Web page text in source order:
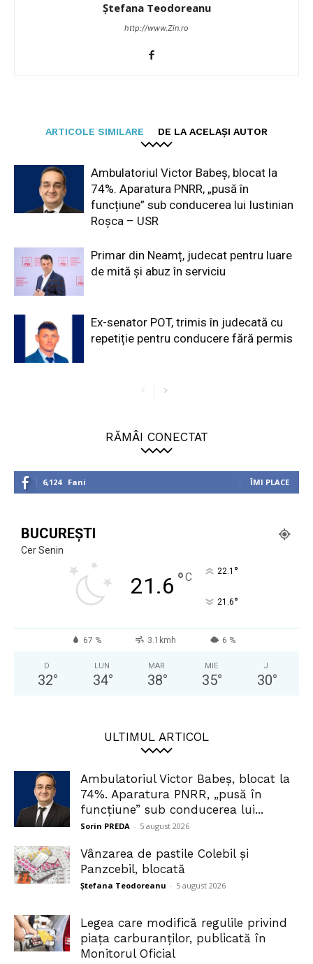
Ștefana Teodoreanu
http://www.Zin.ro
ARTICOLE SIMILARE DE LA ACELAȘI AUTOR
Ambulatoriul Victor Babeș, blocat la
74%. Aparatura PNRR, „pusă în
funcțiune” sub conducerea lui Iustinian
Roșca – USR
Primar din Neamț, judecat pentru luare
de mită și abuz în serviciu
Ex-senator POT, trimis în judecată cu
repetiție pentru conducere fără permis
RĂMÂI CONECTAT
6,124 Fani ÎMI PLACE
BUCUREȘTI
Cer Senin
21.6 °C 22.1 °
21.6°
67 % 3.1kmh 6 %
D
32°
LUN
34°
MAR
38°
MIE
35°
J
30°
ULTIMUL ARTICOL
Ambulatoriul Victor Babeș, blocat la
74%. Aparatura PNRR, „pusă în
funcțiune” sub conducerea lui...
Sorin PREDA - 5 august 2026
Vânzarea de pastile Colebil și
Panzcebil, blocată
Ștefana Teodoreanu - 5 august 2026
Legea care modifică regulile privind
piața carburanților, publicată în
Monitorul Oficial